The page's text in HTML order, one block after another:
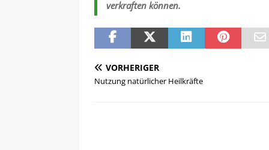
verkraften können.
VORHERIGER
Nutzung natürlicher Heilkräfte